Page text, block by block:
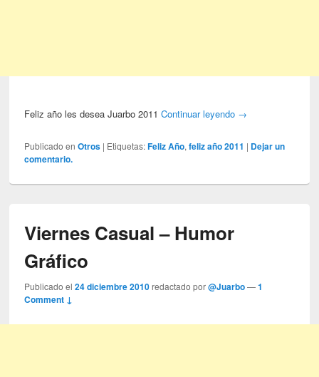
Feliz año les desea Juarbo 2011Continuar leyendo →
Publicado en Otros | Etiquetas: Feliz Año,feliz año 2011 | Dejar un
comentario.
Viernes Casual – Humor
Gráfico
Publicado el24 diciembre 2010 redactado por@Juarbo —1
Comment ↓